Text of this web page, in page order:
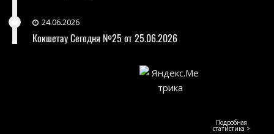
24.06.2026
Кокшетау Сегодня №25 от 25.06.2026
Подробная
статистика >